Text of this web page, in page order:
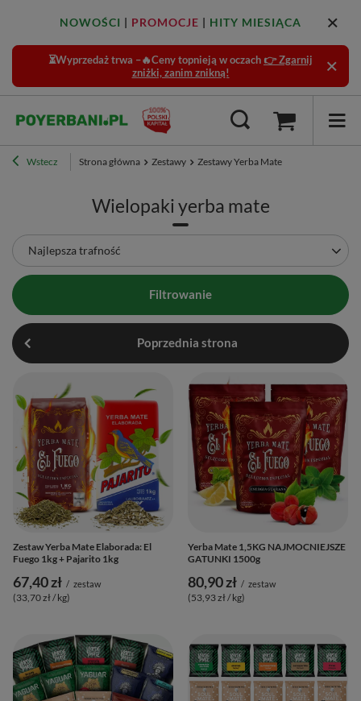
NOWOŚCI | PROMOCJE | HITY MIESIĄCA
⏳Wyprzedaż trwa –🔥Ceny topnieją w oczach 👉 Zgarnij
zniżki, zanim znikną!
Wstecz Strona główna Zestawy Zestawy Yerba Mate
Wielopaki yerba mate
Zmień sortowanie
Najlepsza trafność
Filtrowanie
Poprzednia strona
Zestaw Yerba Mate Elaborada: El
Fuego 1kg + Pajarito 1kg
67,40 zł / zestaw
(33,70 zł / kg)
Yerba Mate 1,5KG NAJMOCNIEJSZE
GATUNKI 1500g
80,90 zł / zestaw
(53,93 zł / kg)